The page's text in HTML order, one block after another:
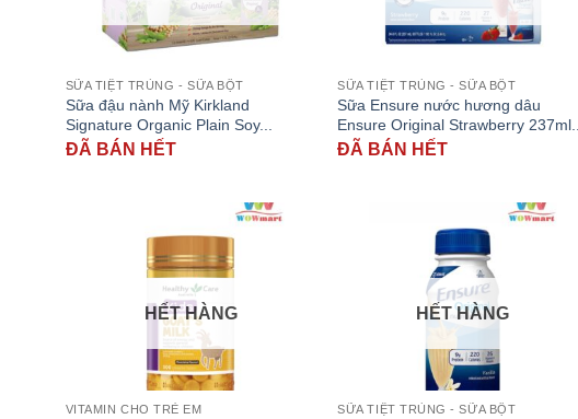
SỮA TIỆT TRÙNG - SỮA BỘT
Sữa đậu nành Mỹ Kirkland
Signature Organic Plain Soy...
ĐÃ BÁN HẾT
SỮA TIỆT TRÙNG - SỮA BỘT
Sữa Ensure nước hương dâu
Ensure Original Strawberry 237ml...
ĐÃ BÁN HẾT
HẾT HÀNG
VITAMIN CHO TRẺ EM
HẾT HÀNG
SỮA TIỆT TRÙNG - SỮA BỘT